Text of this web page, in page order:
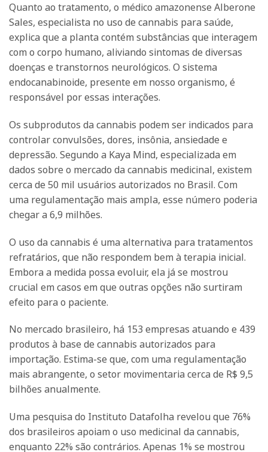
Quanto ao tratamento, o médico amazonense Alberone
Sales, especialista no uso de cannabis para saúde,
explica que a planta contém substâncias que interagem
com o corpo humano, aliviando sintomas de diversas
doenças e transtornos neurológicos. O sistema
endocanabinoide, presente em nosso organismo, é
responsável por essas interações.
Os subprodutos da cannabis podem ser indicados para
controlar convulsões, dores, insônia, ansiedade e
depressão. Segundo a Kaya Mind, especializada em
dados sobre o mercado da cannabis medicinal, existem
cerca de 50 mil usuários autorizados no Brasil. Com
uma regulamentação mais ampla, esse número poderia
chegar a 6,9 milhões.
O uso da cannabis é uma alternativa para tratamentos
refratários, que não respondem bem à terapia inicial.
Embora a medida possa evoluir, ela já se mostrou
crucial em casos em que outras opções não surtiram
efeito para o paciente.
No mercado brasileiro, há 153 empresas atuando e 439
produtos à base de cannabis autorizados para
importação. Estima-se que, com uma regulamentação
mais abrangente, o setor movimentaria cerca de R$ 9,5
bilhões anualmente.
Uma pesquisa do Instituto Datafolha revelou que 76%
dos brasileiros apoiam o uso medicinal da cannabis,
enquanto 22% são contrários. Apenas 1% se mostrou